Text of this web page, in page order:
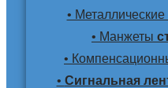
•
• Манжеты
•
• Сигнальная